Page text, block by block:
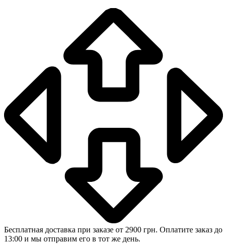
Бесплатная доставка при заказе от 2900 грн. Оплатите заказ до
13:00 и мы отправим его в тот же день.